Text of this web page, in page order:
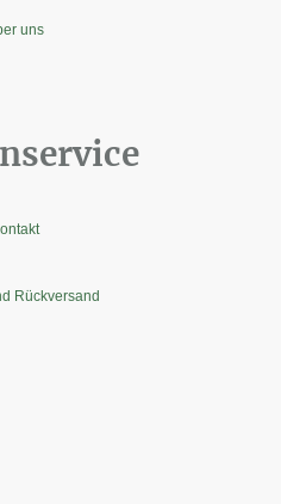
uns
Rückversand